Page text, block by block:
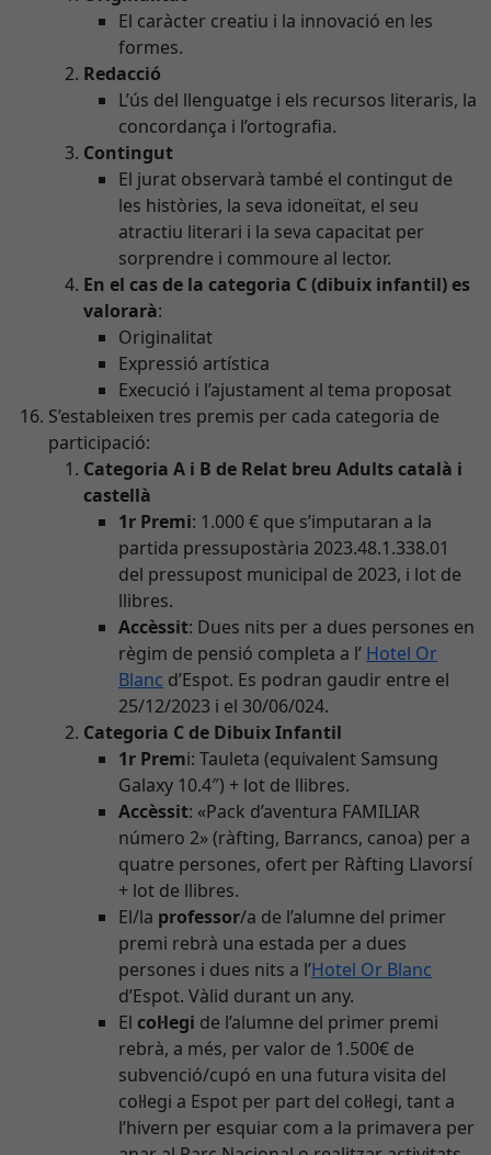
El caràcter creatiu i la innovació en les
formes.
Redacció
L’ús del llenguatge i els recursos literaris, la
concordança i l’ortografia.
Contingut
El jurat observarà també el contingut de
les històries, la seva idoneïtat, el seu
atractiu literari i la seva capacitat per
sorprendre i commoure al lector.
En el cas de la categoria C (dibuix infantil) es
valorarà:
Originalitat
Expressió artística
Execució i l’ajustament al tema proposat
S’estableixen tres premis per cada categoria de
participació:
Categoria A i B de Relat breu Adults català i
castellà
1r Premi: 1.000 € que s’imputaran a la
partida pressupostària 2023.48.1.338.01
del pressupost municipal de 2023, i lot de
llibres.
Accèssit: Dues nits per a dues persones en
règim de pensió completa a l’ Hotel Or
Blanc d’Espot. Es podran gaudir entre el
25/12/2023 i el 30/06/024.
Categoria C de Dibuix Infantil
1r Premi: Tauleta (equivalent Samsung
Galaxy 10.4″) + lot de llibres.
Accèssit: «Pack d’aventura FAMILIAR
número 2» (ràfting, Barrancs, canoa) per a
quatre persones, ofert per Ràfting Llavorsí
+ lot de llibres.
El/la professor/a de l’alumne del primer
premi rebrà una estada per a dues
persones i dues nits a l’Hotel Or Blanc
d’Espot. Vàlid durant un any.
El col·legi de l’alumne del primer premi
rebrà, a més, per valor de 1.500€ de
subvenció/cupó en una futura visita del
col·legi a Espot per part del col·legi, tant a
l’hivern per esquiar com a la primavera per